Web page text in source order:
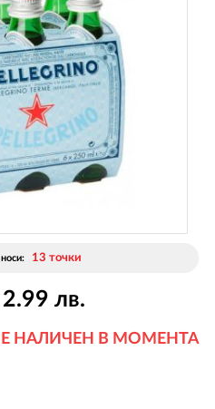
13 точки
.99 лв.
Е НАЛИЧЕН В МОМЕНТА